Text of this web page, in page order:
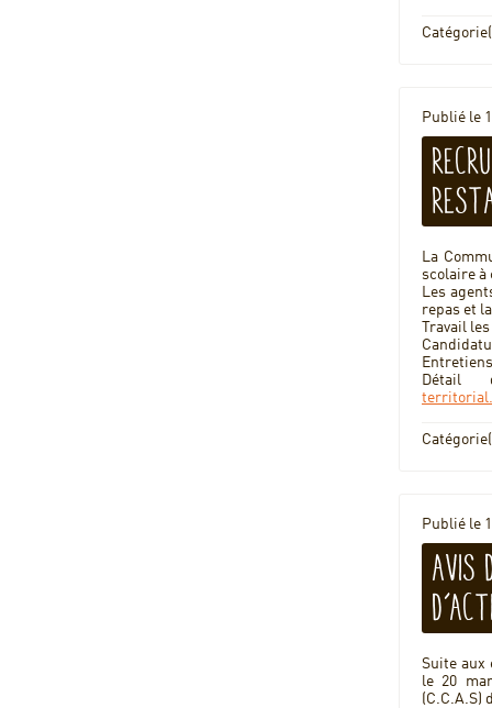
Publié le
La
scolaire à
Les
repas et
Travail
Détail
Publié le
Avis
Suite aux
le 20
(C.C.A.S)